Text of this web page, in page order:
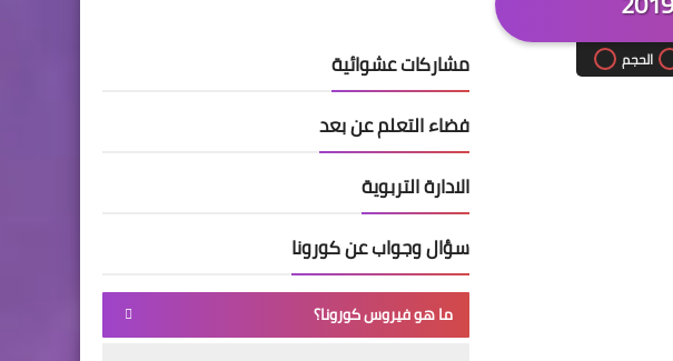
الحجم
مشاركات عشوائية
فضاء التعلم عن بعد
الادارة التربوية
سؤال وجواب عن كورونا
ما هو فيروس كورونا؟